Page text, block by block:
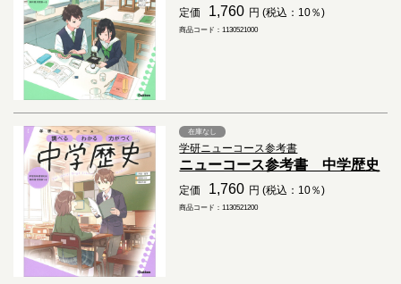
定価 1,760 円 (税込：10％)
商品コード：1130521000
在庫なし
学研ニューコース参考書
ニューコース参考書 中学歴史
定価 1,760 円 (税込：10％)
商品コード：1130521200